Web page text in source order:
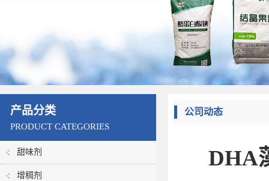
产品分类
PRODUCT CATEGORIES
甜味剂
增稠剂
公司动态
DHA